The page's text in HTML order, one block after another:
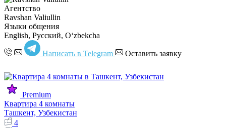
Агентство
Ravshan Valiullin
Языки общения
English, Русский, Oʻzbekcha
Написать в Telegram Оставить заявку
Premium
Квартира 4 комнаты
Ташкент, Узбекистан
4